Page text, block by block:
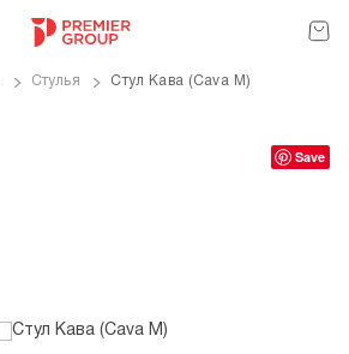
Стулья Стул Кава (Cava M)
Save